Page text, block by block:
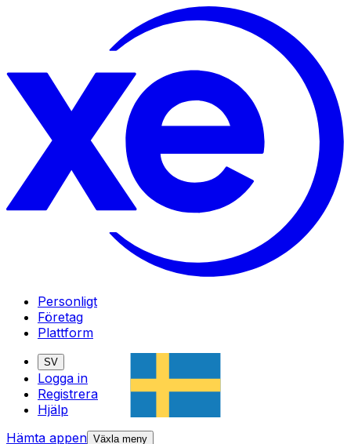
Personligt
Företag
Plattform
SV
Logga in
Registrera
Hjälp
Hämta appen Växla meny